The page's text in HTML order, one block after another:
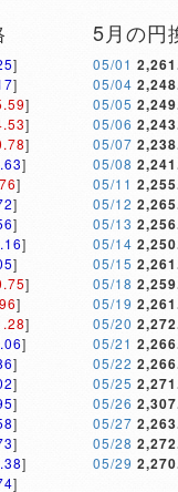
]
]
]
]
]
]
]
]
]
]
]
]
]
]
]
]
]
]
]
]
]
]
5月の円
05/01
05/04
05/05
05/06
05/07
05/08
05/11
05/12
05/13
05/14
05/15
05/18
05/19
05/20
05/21
05/22
05/25
05/26
05/27
05/28
05/29